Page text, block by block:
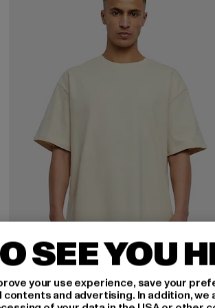
URBAN CLASSICS
SEE YOU
your use experience, save your
and advertising. In addition,